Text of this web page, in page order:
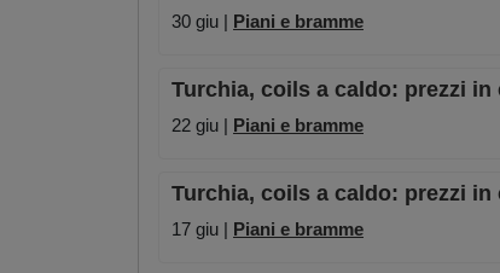
30 giu | Piani e bramme
Turchia, coils a caldo: prezzi
22 giu | Piani e bramme
Turchia, coils a caldo: prezzi
17 giu | Piani e bramme